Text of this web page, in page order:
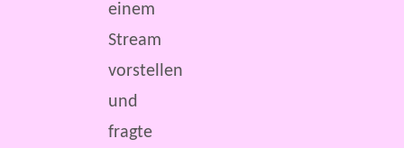
einem
Stream
vorstellen
und
fragte